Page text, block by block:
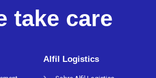
take care
Alfil Logistics